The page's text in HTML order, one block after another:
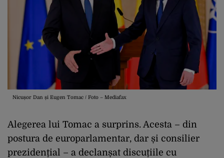
Nicușor Dan și Eugen Tomac / Foto – Mediafax
Alegerea lui Tomac a surprins. Acesta – din
postura de europarlamentar, dar și consilier
prezidențial – a declanșat discuțiile cu